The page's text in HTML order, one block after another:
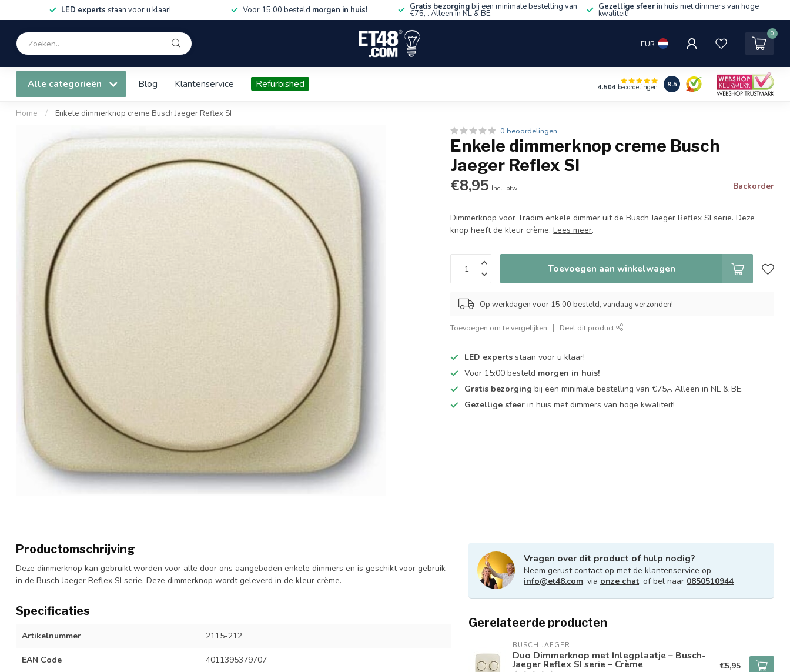
LED experts staan voor u klaar! Voor 15:00 besteld morgen in huis! Gratis bezorgingbij een minimale bestelling van
€75,-. Alleen in NL & BE.
Gezellige sfeerin huis met dimmers van hoge
kwaliteit!
EUR
0
Alle categorieën Blog Klantenservice Refurbished 4.504 beoordelingen 9.5
Home / Enkele dimmerknop creme Busch Jaeger Reflex SI
0 beoordelingen
Enkele dimmerknop creme Busch
Jaeger Reflex SI
€8,95 Incl. btw Backorder
Dimmerknop voor Tradim enkele dimmer uit de Busch Jaeger Reflex SI serie. Deze
knop heeft de kleur crème.Lees meer.
Toevoegen aan winkelwagen
Op werkdagen voor 15:00 besteld, vandaag verzonden!
Toevoegen om te vergelijken Deel dit product
LED experts staan voor u klaar!
Voor 15:00 besteld morgen in huis!
Gratis bezorging bij een minimale bestelling van €75,-. Alleen in NL & BE.
Gezellige sfeer in huis met dimmers van hoge kwaliteit!
Productomschrijving
Deze dimmerknop kan gebruikt worden voor alle door ons aangeboden enkele dimmers en is geschikt voor gebruik
in de Busch Jaeger Reflex SI serie. Deze dimmerknop wordt geleverd in de kleur crème.
Specificaties
Artikelnummer 2115-212
EAN Code 4011395379707
Vragen over dit product of hulp nodig?
Neem gerust contact op met de klantenservice op
info@et48.com, via onze chat, of bel naar 0850510944
Gerelateerde producten
BUSCH JAEGER
Duo Dimmerknop met Inlegplaatje – Busch-
Jaeger Reflex SI serie – Crème €5,95